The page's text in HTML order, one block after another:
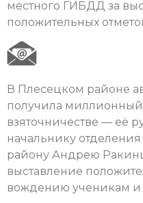
местного ГИБДД за
положительных
В Плесецком районе
получила миллионный
взяточничестве — её
начальнику
району Андрею
выставление
вождению ученикам и